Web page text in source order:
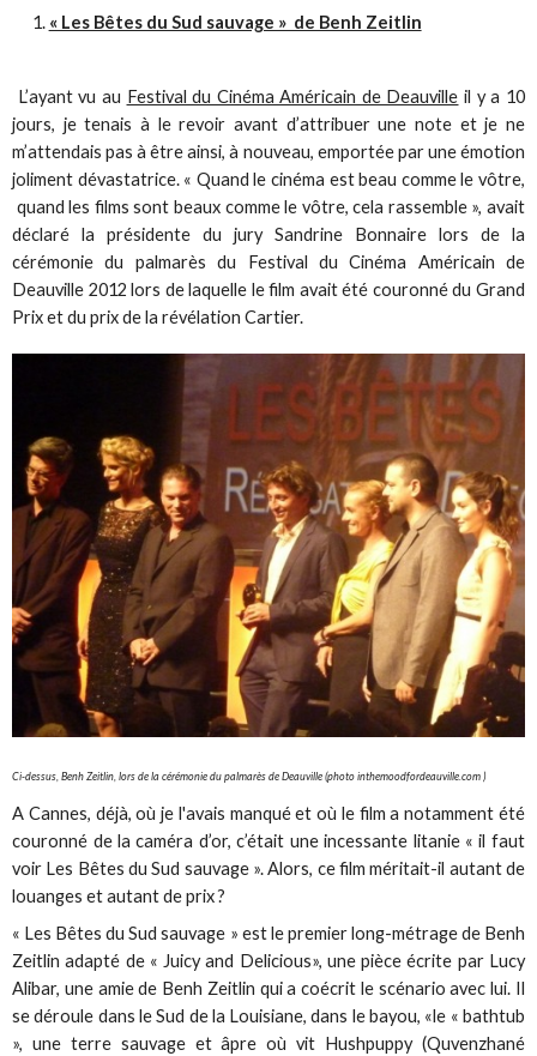
« Les Bêtes du Sud sauvage » de Benh Zeitlin
L’ayant vu au Festival du Cinéma Américain de Deauville il y a 10
jours, je tenais à le revoir avant d’attribuer une note et je ne
m’attendais pas à être ainsi, à nouveau, emportée par une émotion
joliment dévastatrice. « Quand le cinéma est beau comme le vôtre,
quand les films sont beaux comme le vôtre, cela rassemble », avait
déclaré la présidente du jury Sandrine Bonnaire lors de la
cérémonie du palmarès du Festival du Cinéma Américain de
Deauville 2012 lors de laquelle le film avait été couronné du Grand
Prix et du prix de la révélation Cartier.
Ci-dessus, Benh Zeitlin, lors de la cérémonie du palmarès de Deauville (photo inthemoodfordeauville.com )
A Cannes, déjà, où je l'avais manqué et où le film a notamment été
couronné de la caméra d’or, c’était une incessante litanie « il faut
voir Les Bêtes du Sud sauvage ». Alors, ce film méritait-il autant de
louanges et autant de prix ?
« Les Bêtes du Sud sauvage » est le premier long-métrage de Benh
Zeitlin adapté de « Juicy and Delicious», une pièce écrite par Lucy
Alibar, une amie de Benh Zeitlin qui a coécrit le scénario avec lui. Il
se déroule dans le Sud de la Louisiane, dans le bayou, «le « bathtub
», une terre sauvage et âpre où vit Hushpuppy (Quvenzhané